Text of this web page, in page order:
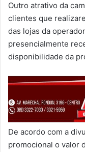
Outro atrativo da
clientes que
das lojas da
presencialmente
disponibilidade da
De acordo com a
promocional o valor